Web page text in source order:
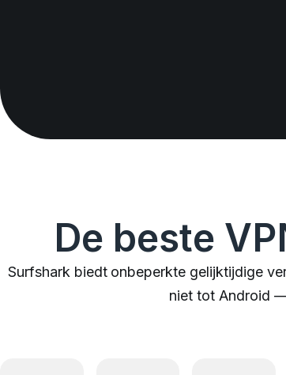
De beste
Surfshark biedt onbeperkte gelijktijdige
niet tot Android